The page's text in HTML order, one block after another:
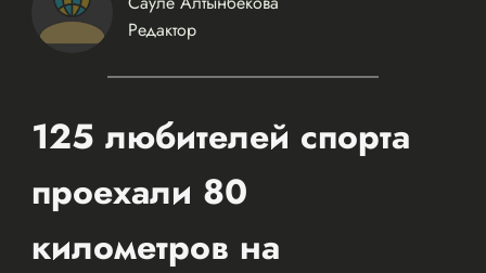
Редактор
125 любителей спорта
проехали 80
километров на